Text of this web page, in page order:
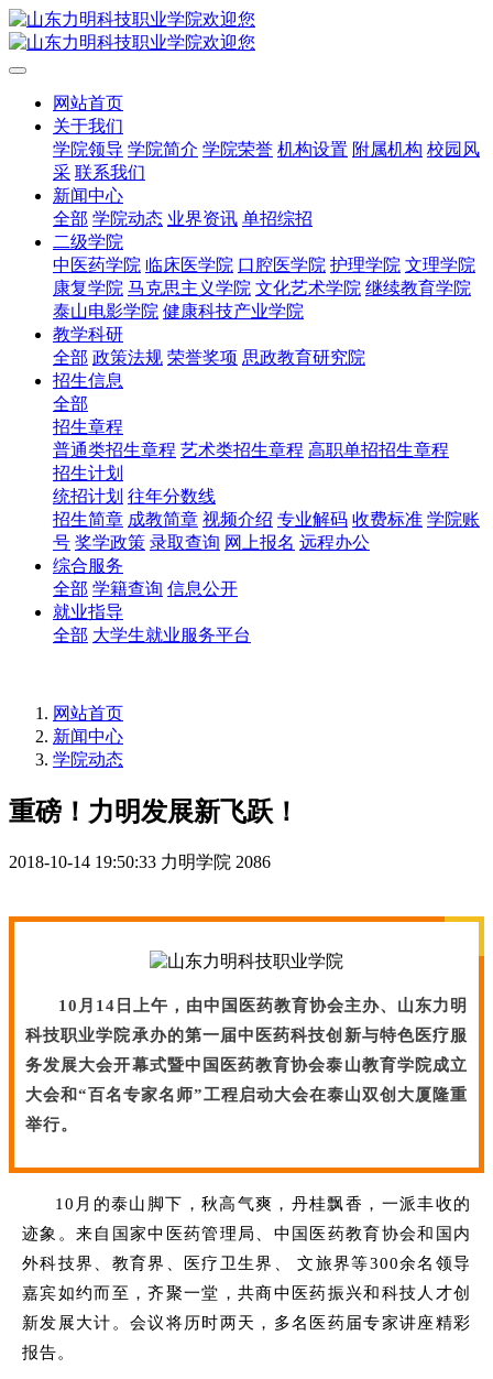
网站首页
关于我们
学院领导 学院简介 学院荣誉 机构设置 附属机构 校园风
采 联系我们
新闻中心
全部 学院动态 业界资讯 单招综招
二级学院
中医药学院 临床医学院 口腔医学院 护理学院 文理学院
康复学院 马克思主义学院 文化艺术学院 继续教育学院
泰山电影学院 健康科技产业学院
教学科研
全部 政策法规 荣誉奖项 思政教育研究院
招生信息
全部
招生章程
普通类招生章程 艺术类招生章程 高职单招招生章程
招生计划
统招计划 往年分数线
招生简章 成教简章 视频介绍 专业解码 收费标准 学院账
号 奖学政策 录取查询 网上报名 远程办公
综合服务
全部 学籍查询 信息公开
就业指导
全部 大学生就业服务平台
网站首页
新闻中心
学院动态
重磅！力明发展新飞跃！
2018-10-14 19:50:33 力明学院 2086
10月14日上午，由中国医药教育协会主办、山东力明
科技职业学院承办的第一届中医药科技创新与特色医疗服
务发展大会开幕式暨中国医药教育协会泰山教育学院成立
大会和“百名专家名师”工程启动大会在泰山双创大厦隆重
举行。
10月的泰山脚下，秋高气爽，丹桂飘香，一派丰收的
迹象。来自国家中医药管理局、中国医药教育协会和国内
外科技界、教育界、医疗卫生界、 文旅界等300余名领导
嘉宾如约而至，齐聚一堂，共商中医药振兴和科技人才创
新发展大计。会议将历时两天，多名医药届专家讲座精彩
报告。